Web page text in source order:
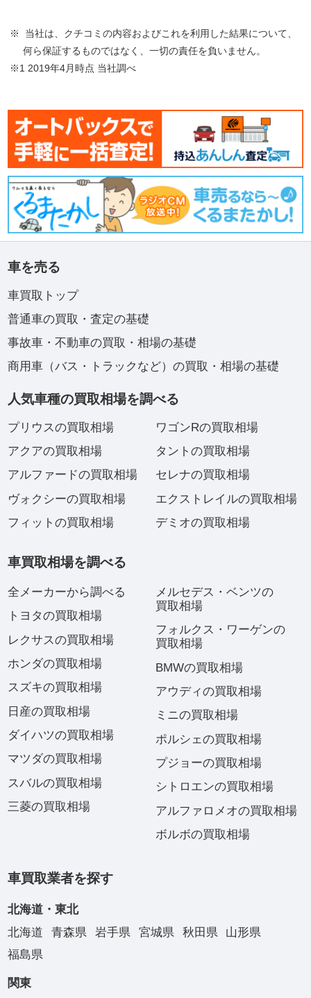
※ 当社は、クチコミの内容およびこれを利用した結果について、
何ら保証するものではなく、一切の責任を負いません。
※1 2019年4月時点 当社調べ
車を売る
車買取トップ
普通車の買取・査定の基礎
事故車・不動車の買取・相場の基礎
商用車（バス・トラックなど）の買取・相場の基礎
人気車種の買取相場を調べる
プリウスの買取相場
アクアの買取相場
アルファードの買取相場
ヴォクシーの買取相場
フィットの買取相場
ワゴンRの買取相場
タントの買取相場
セレナの買取相場
エクストレイルの買取相場
デミオの買取相場
車買取相場を調べる
全メーカーから調べる
トヨタの買取相場
レクサスの買取相場
ホンダの買取相場
スズキの買取相場
日産の買取相場
ダイハツの買取相場
マツダの買取相場
スバルの買取相場
三菱の買取相場
メルセデス・ベンツの
買取相場
フォルクス・ワーゲンの
買取相場
BMWの買取相場
アウディの買取相場
ミニの買取相場
ポルシェの買取相場
プジョーの買取相場
シトロエンの買取相場
アルファロメオの買取相場
ボルボの買取相場
車買取業者を探す
北海道・東北
北海道
青森県 岩手県 宮城県 秋田県
山形県
福島県
関東